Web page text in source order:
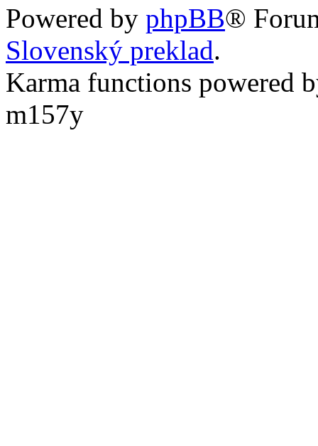
Powered by phpBB®
Slovenský preklad.
Karma functions powered
m157y